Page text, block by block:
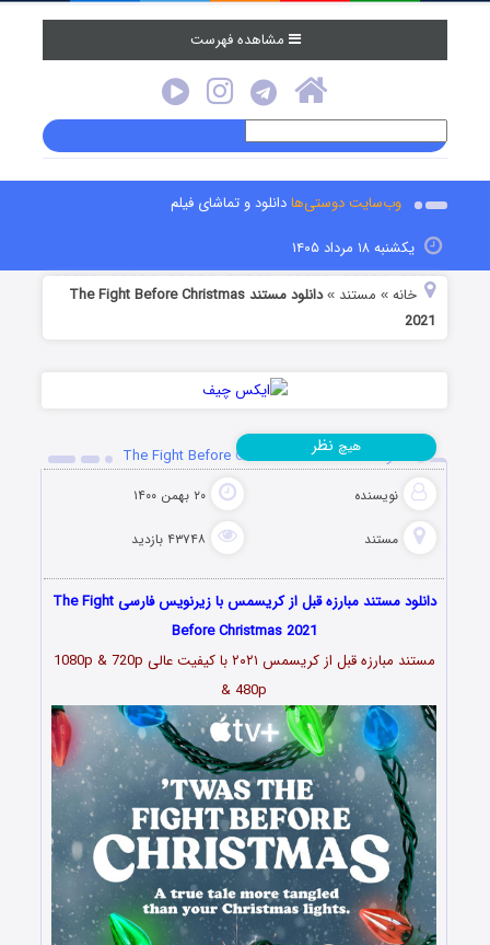
مشاهده فهرست
وب‌سایت دوستی‌هادانلود و تماشای فیلم
یکشنبه ۱۸ مرداد ۱۴۰۵
خانه » مستند »
دانلود مستند The Fight Before Christmas
2021
دانلود مستند The Fight Before Christmas 2021
نویسنده ۲۰ بهمن ۱۴۰۰
مستند ۴۳۷۴۸ بازدید
هیچ نظر
دانلود مستند مبارزه قبل از کریسمس با زیرنویس فارسی The Fight
Before Christmas 2021
مستند مبارزه قبل از کریسمس ۲۰۲۱
با کیفیت عالی 1080p & 720p
& 480p